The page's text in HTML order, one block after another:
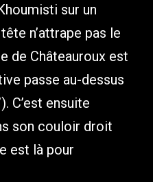
sur un
n’attrape pas le
de Châteauroux est
passe au-dessus
C’est ensuite
son couloir droit
est là pour